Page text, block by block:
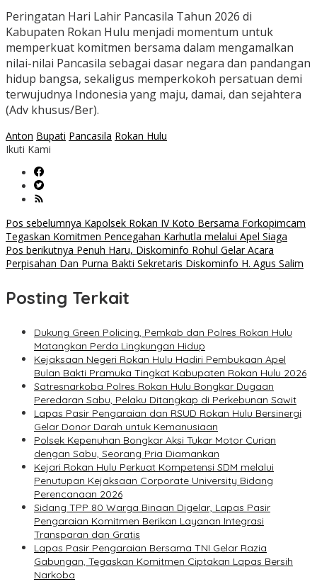
Peringatan Hari Lahir Pancasila Tahun 2026 di
Kabupaten Rokan Hulu menjadi momentum untuk
memperkuat komitmen bersama dalam mengamalkan
nilai-nilai Pancasila sebagai dasar negara dan pandangan
hidup bangsa, sekaligus memperkokoh persatuan demi
terwujudnya Indonesia yang maju, damai, dan sejahtera
(Adv khusus/Ber).
Anton Bupati Pancasila Rokan Hulu
Ikuti Kami
Navigasi
pos
Pos sebelumnya Kapolsek Rokan IV Koto Bersama Forkopimcam
Tegaskan Komitmen Pencegahan Karhutla melalui Apel Siaga
Pos berikutnya Penuh Haru, Diskominfo Rohul Gelar Acara
Perpisahan Dan Purna Bakti Sekretaris Diskominfo H. Agus Salim
Posting Terkait
Dukung Green Policing, Pemkab dan Polres Rokan Hulu
Matangkan Perda Lingkungan Hidup
Kejaksaan Negeri Rokan Hulu Hadiri Pembukaan Apel
Bulan Bakti Pramuka Tingkat Kabupaten Rokan Hulu 2026
Satresnarkoba Polres Rokan Hulu Bongkar Dugaan
Peredaran Sabu, Pelaku Ditangkap di Perkebunan Sawit
Lapas Pasir Pengaraian dan RSUD Rokan Hulu Bersinergi
Gelar Donor Darah untuk Kemanusiaan
Polsek Kepenuhan Bongkar Aksi Tukar Motor Curian
dengan Sabu, Seorang Pria Diamankan
Kejari Rokan Hulu Perkuat Kompetensi SDM melalui
Penutupan Kejaksaan Corporate University Bidang
Perencanaan 2026
Sidang TPP 80 Warga Binaan Digelar, Lapas Pasir
Pengaraian Komitmen Berikan Layanan Integrasi
Transparan dan Gratis
Lapas Pasir Pengaraian Bersama TNI Gelar Razia
Gabungan, Tegaskan Komitmen Ciptakan Lapas Bersih
Narkoba